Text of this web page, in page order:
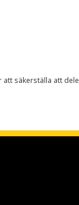
säkerställa att